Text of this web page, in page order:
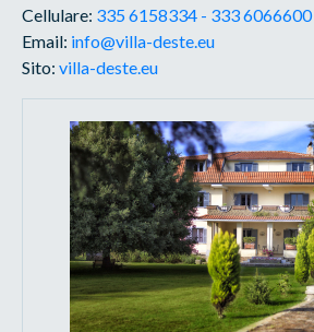
Cellulare: 335 6158334 - 333 6066600
Email: info@villa-deste.eu
Sito:villa-deste.eu